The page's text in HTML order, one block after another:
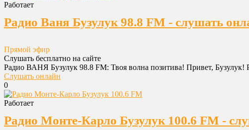
Работает
Радио Ваня Бузулук 98.8 FM - слушать
Прямой эфир
Слушать бесплатно на сайте
Радио ВАНЯ Бузулук 98.8 FM: Твоя волна позитива! Привет,
Слушать онлайн
0
Работает
Радио Монте-Карло Бузулук 100.6 FM -